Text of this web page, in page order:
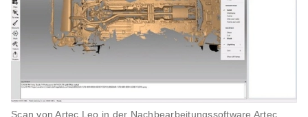
Scan von Artec Leo in der Nachbearbeitungssoftware Artec